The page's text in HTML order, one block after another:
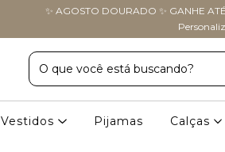
✨ AGOSTO DOURADO ✨ GANHE
Vestidos Pijamas Calças